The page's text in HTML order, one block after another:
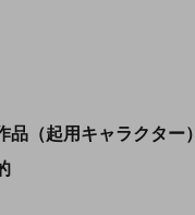
品（起用キャラクター）